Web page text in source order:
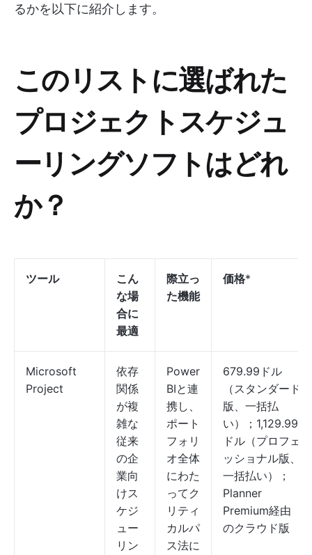
るかを以下に紹介します。
このリストに選ばれた
プロジェクトスケジュ
ーリングソフトはどれ
か？
ツール
こん
な場
合に
最適
際立っ
た機能
価格*
Microsoft
Project
依存
関係
が複
雑な
従来
の企
業向
けス
ケジ
ュー
リン
Power
BIと連
携し、
ポート
フォリ
オ全体
にわた
ってク
リティ
カルパ
ス法に
679.99ドル
（スタンダード
版、一括払
い）；1,129.99
ドル（プロフェ
ッショナル版、
一括払い）；
Planner
Premium経由
のクラウド版